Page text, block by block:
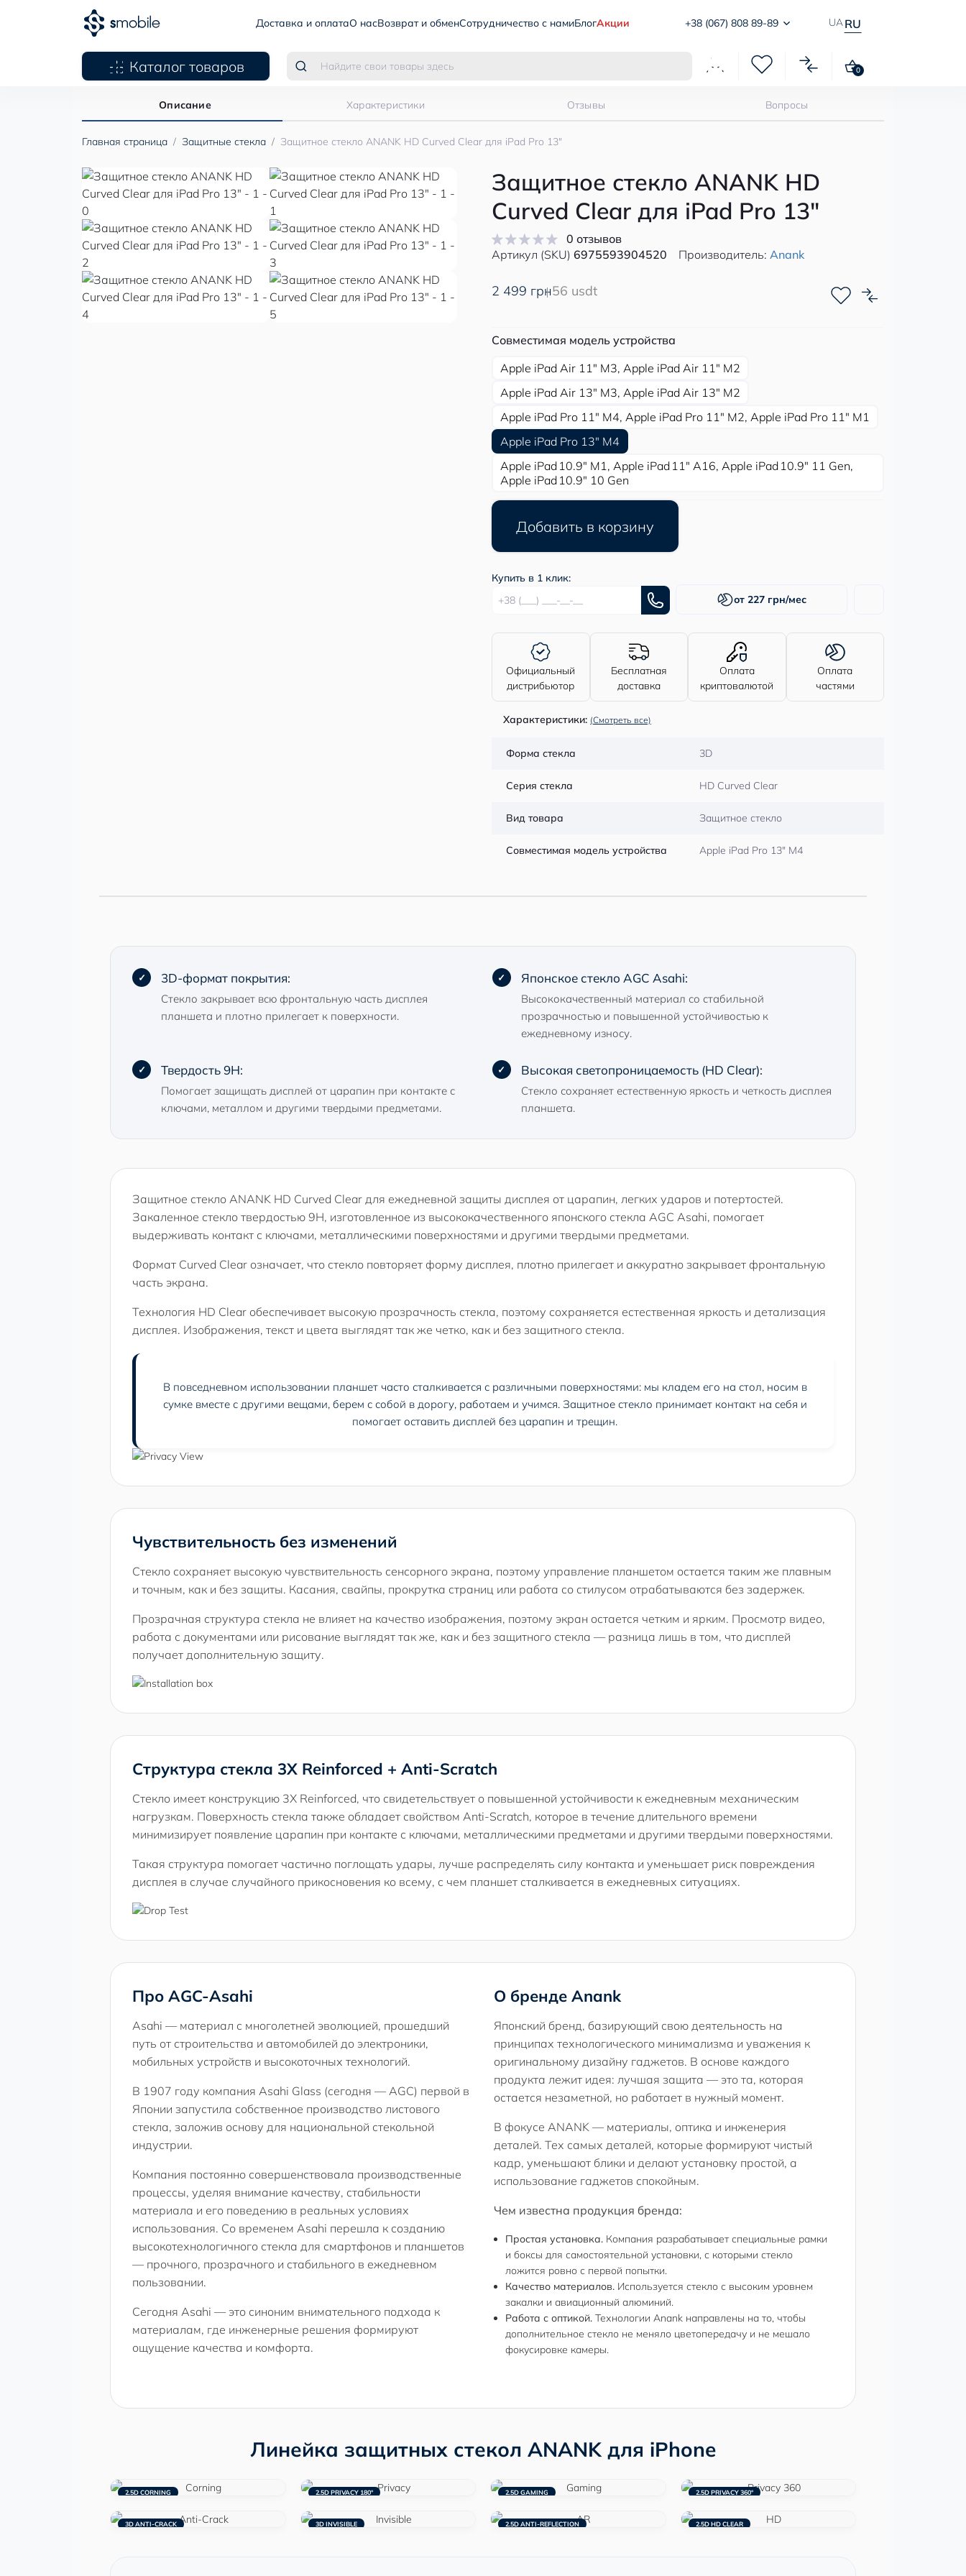
Доставка и оплатаО насВозврат и обменСотрудничество с намиБлогАкции +38 (067) 808 89-89 UA RU
Каталог товаров 0
Главная страница Защитные стекла Защитное стекло ANANK HD Curved Clear для iPad Pro 13"
Описание Характеристики Отзывы Вопросы
Защитное стекло ANANK HD
Curved Clear для iPad Pro 13"
0 отзывов
Артикул (SKU) 6975593904520 Производитель: Anank
2 499 грн56 usdt
Совместимая модель устройства
Apple iPad Air 11″ M3, Apple iPad Air 11″ M2
Apple iPad Air 13″ M3, Apple iPad Air 13″ M2
Apple iPad Pro 11″ M4, Apple iPad Pro 11″ M2, Apple iPad Pro 11″ M1
Apple iPad Pro 13″ M4
Apple iPad 10.9″ M1, Apple iPad 11″ А16, Apple iPad 10.9″ 11 Gen,
Apple iPad 10.9″ 10 Gen
Добавить в корзину
Купить в 1 клик:
от 227 грн/мес
Официальный
дистрибьютор
Бесплатная
доставка
Оплата
криптовалютой
Оплата
частями
Характеристики: (Смотреть все)
Форма стекла 3D
Серия стекла HD Curved Clear
Вид товара Защитное стекло
Совместимая модель устройства Apple iPad Pro 13″ M4
3D-формат покрытия:
Стекло закрывает всю фронтальную часть дисплея
планшета и плотно прилегает к поверхности.
Японское стекло AGC Asahi:
Высококачественный материал со стабильной
прозрачностью и повышенной устойчивостью к
ежедневному износу.
Твердость 9H:
Помогает защищать дисплей от царапин при контакте с
ключами, металлом и другими твердыми предметами.
Высокая светопроницаемость (HD Clear):
Стекло сохраняет естественную яркость и четкость дисплея
планшета.
Защитное стекло ANANK HD Curved Clear для ежедневной защиты дисплея от царапин, легких ударов и потертостей.
Закаленное стекло твердостью 9H, изготовленное из высококачественного японского стекла AGC Asahi, помогает
выдерживать контакт с ключами, металлическими поверхностями и другими твердыми предметами.
Формат Curved Clear означает, что стекло повторяет форму дисплея, плотно прилегает и аккуратно закрывает фронтальную
часть экрана.
Технология HD Clear обеспечивает высокую прозрачность стекла, поэтому сохраняется естественная яркость и детализация
дисплея. Изображения, текст и цвета выглядят так же четко, как и без защитного стекла.
В повседневном использовании планшет часто сталкивается с различными поверхностями: мы кладем его на стол, носим в
сумке вместе с другими вещами, берем с собой в дорогу, работаем и учимся. Защитное стекло принимает контакт на себя и
помогает оставить дисплей без царапин и трещин.
Чувствительность без изменений
Стекло сохраняет высокую чувствительность сенсорного экрана, поэтому управление планшетом остается таким же плавным
и точным, как и без защиты. Касания, свайпы, прокрутка страниц или работа со стилусом отрабатываются без задержек.
Прозрачная структура стекла не влияет на качество изображения, поэтому экран остается четким и ярким. Просмотр видео,
работа с документами или рисование выглядят так же, как и без защитного стекла — разница лишь в том, что дисплей
получает дополнительную защиту.
Структура стекла 3X Reinforced + Anti-Scratch
Стекло имеет конструкцию 3X Reinforced, что свидетельствует о повышенной устойчивости к ежедневным механическим
нагрузкам. Поверхность стекла также обладает свойством Anti-Scratch, которое в течение длительного времени
минимизирует появление царапин при контакте с ключами, металлическими предметами и другими твердыми поверхностями.
Такая структура помогает частично поглощать удары, лучше распределять силу контакта и уменьшает риск повреждения
дисплея в случае случайного прикосновения ко всему, с чем планшет сталкивается в ежедневных ситуациях.
Про AGC-Asahi
Asahi — материал с многолетней эволюцией, прошедший
путь от строительства и автомобилей до электроники,
мобильных устройств и высокоточных технологий.
В 1907 году компания Asahi Glass (сегодня — AGC) первой в
Японии запустила собственное производство листового
стекла, заложив основу для национальной стекольной
индустрии.
Компания постоянно совершенствовала производственные
процессы, уделяя внимание качеству, стабильности
материала и его поведению в реальных условиях
использования. Со временем Asahi перешла к созданию
высокотехнологичного стекла для смартфонов и планшетов
— прочного, прозрачного и стабильного в ежедневном
пользовании.
Сегодня Asahi — это синоним внимательного подхода к
материалам, где инженерные решения формируют
ощущение качества и комфорта.
О бренде Anank
Японский бренд, базирующий свою деятельность на
принципах технологического минимализма и уважения к
оригинальному дизайну гаджетов. В основе каждого
продукта лежит идея: лучшая защита — это та, которая
остается незаметной, но работает в нужный момент.
В фокусе ANANK — материалы, оптика и инженерия
деталей. Тех самых деталей, которые формируют чистый
кадр, уменьшают блики и делают установку простой, а
использование гаджетов спокойным.
Чем известна продукция бренда:
Простая установка. Компания разрабатывает специальные рамки
и боксы для самостоятельной установки, с которыми стекло
ложится ровно с первой попытки.
Качество материалов. Используется стекло с высоким уровнем
закалки и авиационный алюминий.
Работа с оптикой. Технологии Anank направлены на то, чтобы
дополнительное стекло не меняло цветопередачу и не мешало
фокусировке камеры.
Линейка защитных стекол ANANK для iPhone
2.5D CORNING 2.5D PRIVACY 180° 2.5D GAMING 2.5D PRIVACY 360°
3D ANTI-CRACK 3D INVISIBLE 2.5D ANTI-REFLECTION 2.5D HD CLEAR